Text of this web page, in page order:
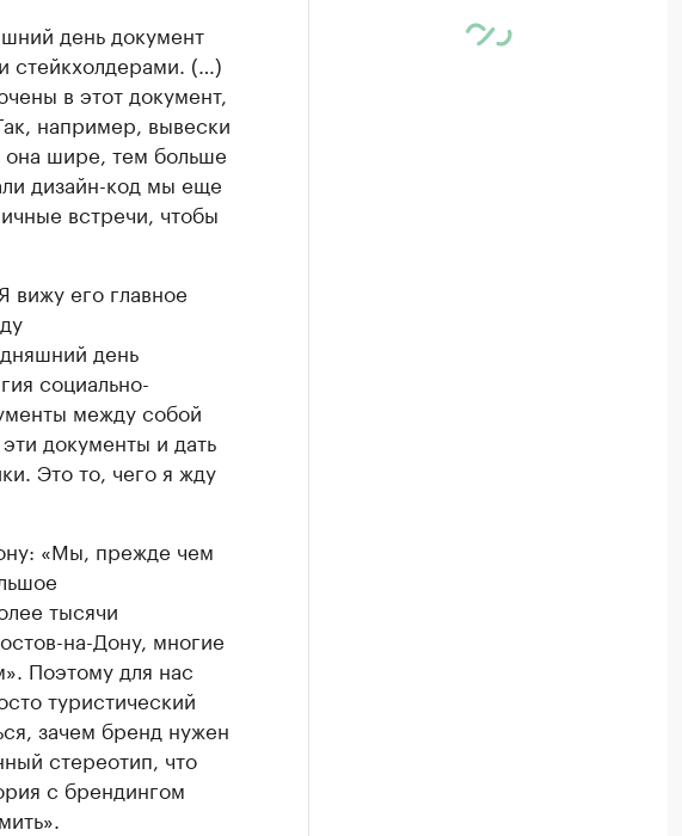
день документ
стейкхолдерами. (…)
в этот документ,
например, вывески
она шире, тем больше
дизайн-код мы еще
встречи, чтобы
вижу его главное
день
социально-
между собой
документы и дать
Это то, чего я жду
«Мы, прежде чем
тысячи
на-Дону, многие
Поэтому для нас
туристический
зачем бренд нужен
стереотип, что
с брендингом